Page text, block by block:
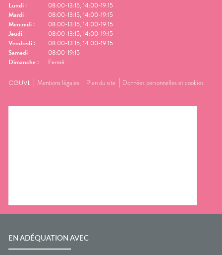
Lundi :
08:00-13:15, 14:00-19:15
Mardi :
08:00-13:15, 14:00-19:15
Mercredi :
08:00-13:15, 14:00-19:15
Jeudi :
08:00-13:15, 14:00-19:15
Vendredi :
08:00-13:15, 14:00-19:15
Samedi :
08:00-19:15
Dimanche : Fermé
CGUVL Mentions légales Plan du site Données personnelles et cookies
EN ADÉQUATION AVEC